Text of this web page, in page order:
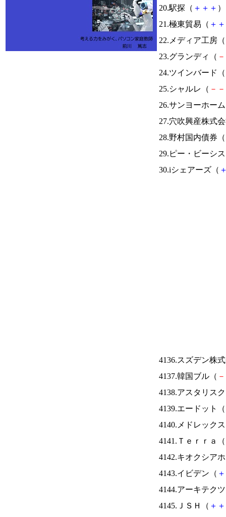
20.駅探（ ＋ ＋ ＋
21.極東貿易（ ＋ ＋
22.メディア工房（
23.グランディ（ －
24.ツインバード（
25.シャルレ（ － －
26.サンヨーホー
27.穴吹興産株式
28.野村国内債券（
29.ピー・ビーシ
30.iシェアーズ（
4136.スズデン株
4137.韓国ブル（ －
4138.アスタリス
4139.エードット（
4140.メドレック
4141.Ｔｅｒｒａ（
4142.キオクシア
4143.イビデン（ ＋
4144.アーキテク
4145.ＪＳＨ（ ＋ ＋